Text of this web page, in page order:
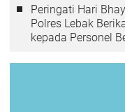
Peringati Hari
Polres Lebak
kepada Personel